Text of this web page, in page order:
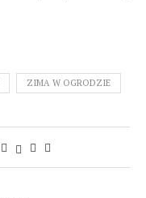
ZIMA W OGRODZIE